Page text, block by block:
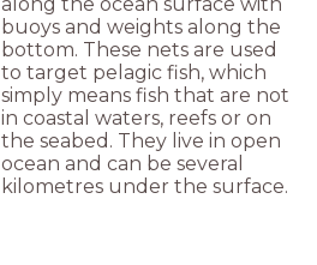
buoys and weights along the
bottom. These nets are used
to target pelagic fish, which
simply means fish that are not
in coastal waters, reefs or on
the seabed. They live in open
ocean and can be several
kilometres under the surface.